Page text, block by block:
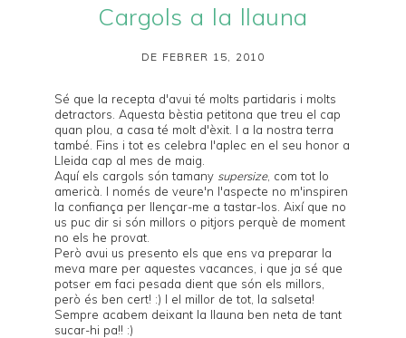
Cargols a la llauna
DE FEBRER 15, 2010
Sé que la recepta d'avui té molts partidaris i molts
detractors. Aquesta bèstia petitona que treu el cap
quan plou, a casa té molt d'èxit. I a la nostra terra
també. Fins i tot es celebra l'aplec en el seu honor a
Lleida cap al mes de maig.
Aquí els cargols són tamany supersize, com tot lo
americà. I només de veure'n l'aspecte no m'inspiren
la confiança per llençar-me a tastar-los. Així que no
us puc dir si són millors o pitjors perquè de moment
no els he provat.
Però avui us presento els que ens va preparar la
meva mare per aquestes vacances, i que ja sé que
potser em faci pesada dient que són els millors,
però és ben cert! :) I el millor de tot, la salseta!
Sempre acabem deixant la llauna ben neta de tant
sucar-hi pa!! :)